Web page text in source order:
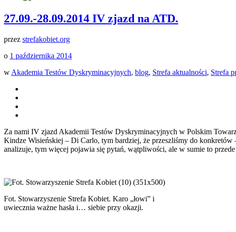
27.09.-28.09.2014 IV zjazd na ATD.
przez strefakobiet.org
o 1 października 2014
w Akademia Testów Dyskryminacyjnych, blog, Strefa aktualności, Strefa
Za nami IV zjazd Akademii Testów Dyskryminacyjnych w Polskim
Kindze Wisieńskiej – Di Carlo, tym bardziej, że przeszliśmy do konkretów
analizuje, tym więcej pojawia się pytań, wątpliwości, ale w sumie to
Fot. Stowarzyszenie Strefa Kobiet. Karo „łowi” i
uwiecznia ważne hasła i… siebie przy okazji.